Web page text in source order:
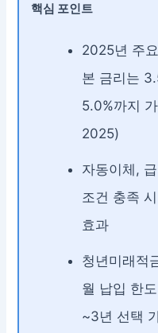
핵심 포인트
2025년 주
본 금리는
5.0%까지
2025)
자동이체,
조건 충족
효과
청년미래적
월 납입 한
~3년 선택